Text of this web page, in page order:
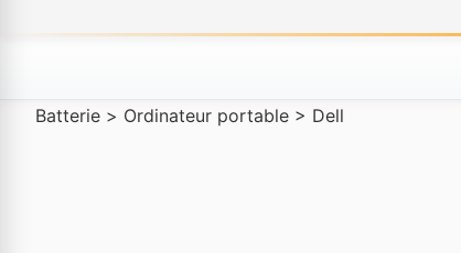
Batterie > Ordinateur portable > Dell